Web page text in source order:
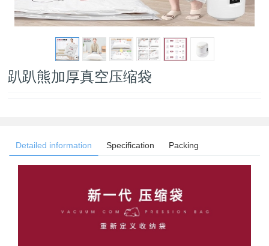
趴趴熊加厚真空压缩袋
Detailed information Specification Packing